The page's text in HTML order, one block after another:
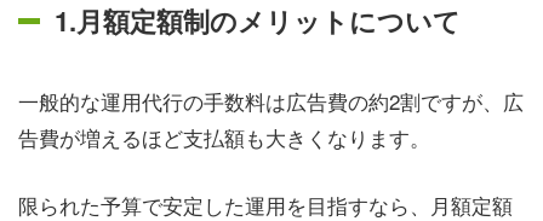
1.月額定額制のメリットについて
一般的な運用代行の手数料は広告費の約2割ですが、広
告費が増えるほど支払額も大きくなります。
限られた予算で安定した運用を目指すなら、月額定額